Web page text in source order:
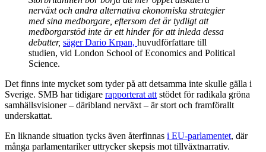
nerväxt och andra alternativa ekonomiska strategier
med sina medborgare, eftersom det är tydligt att
medborgarstöd inte är ett hinder för att inleda dessa
debatter, säger Dario Krpan, huvudförfattare till
studien, vid London School of Economics and Political
Science.
Det finns inte mycket som tyder på att detsamma inte skulle gälla i
Sverige. SMB har tidigare rapporterat att stödet för radikala gröna
samhällsvisioner – däribland nerväxt – är stort och framförallt
underskattat.
En liknande situation tycks även återfinnas i EU-parlamentet, där
många parlamentariker uttrycker skepsis mot tillväxtnarrativ.